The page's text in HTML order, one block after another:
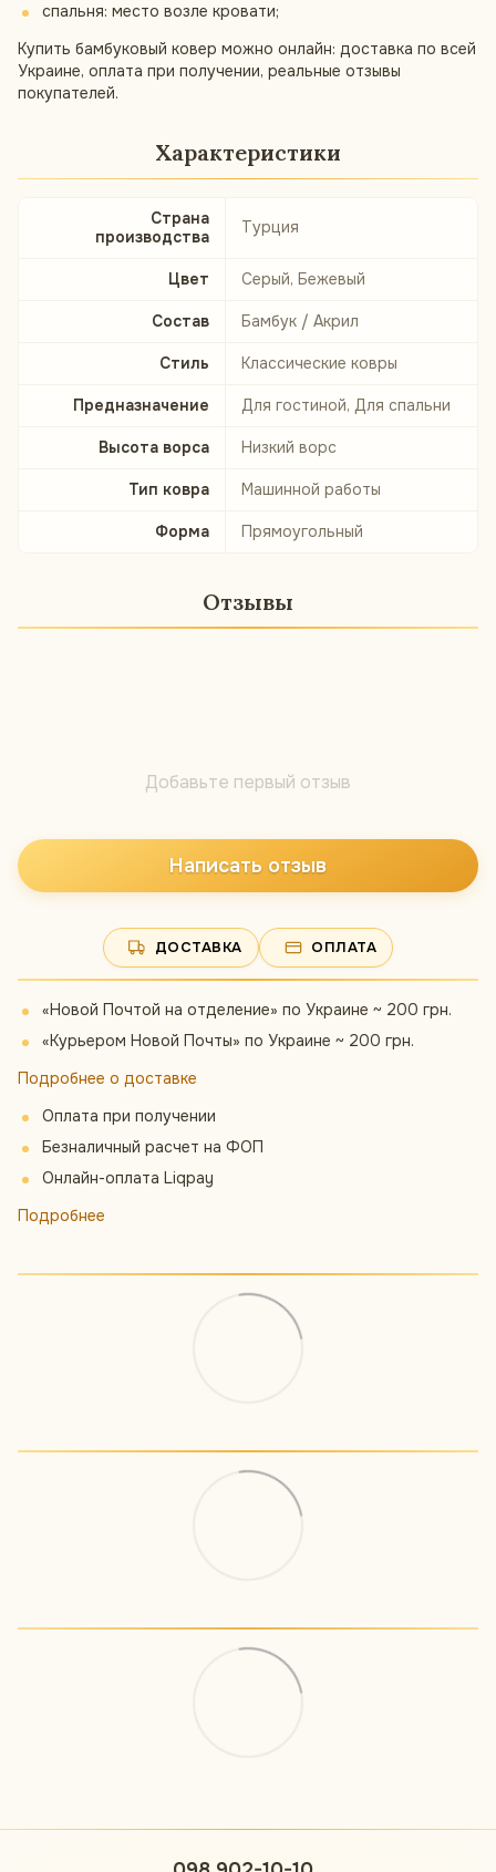
спальня: место возле кровати;
Купить бамбуковый ковер можно онлайн: доставка по всей
Украине, оплата при получении, реальные отзывы
покупателей.
Характеристики
Страна
производства
Турция
Цвет Серый, Бежевый
Состав Бамбук / Акрил
Стиль Классические ковры
Предназначение Для гостиной, Для спальни
Высота ворса Низкий ворс
Тип ковра Машинной работы
Форма Прямоугольный
Отзывы
Добавьте первый отзыв
Написать отзыв
ДОСТАВКА ОПЛАТА
«Новой Почтой на отделение» по Украине ~ 200 грн.
«Курьером Новой Почты» по Украине ~ 200 грн.
Подробнее о доставке
Оплата при получении
Безналичный расчет на ФОП
Онлайн-оплата Liqpay
Подробнее